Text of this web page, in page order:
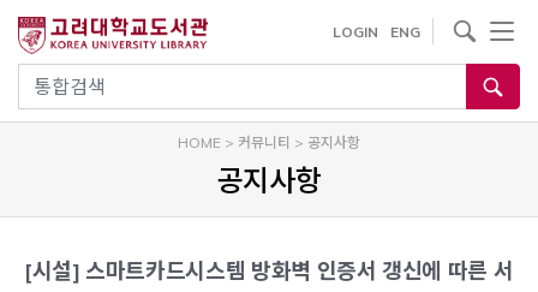
건
기
통합검색
LOGIN ENG
사이트내 검색
HOME > 커뮤니티 > 공지사항
공지사항
[시설] 스마트카드시스템 방화벽 인증서 갱신에 따른 서